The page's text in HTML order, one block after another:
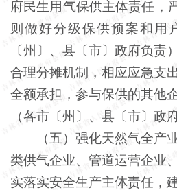
府民生用气保供主体责任，
则做好分级保供预案和用
〔州〕、县〔市〕政府负责
合理分摊机制，相应应急支
全额承担，参与保供的其他
（各市〔州〕、县〔市〕政
（五）强化天然气全产
类供气企业、管道运营企业
实落实安全生产主体责任，